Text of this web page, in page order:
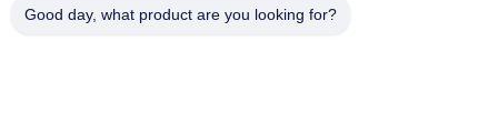
Good day, what product are you looking for?